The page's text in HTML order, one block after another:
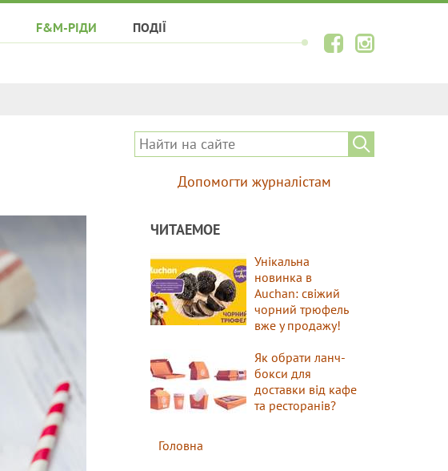
F&M-РІДИ ПОДІЇ
Допомогти журналістам
ЧИТАЕМОЕ
Унікальна
новинка в
Auchan: свіжий
чорний трюфель
вже у продажу!
Як обрати ланч-
бокси для
доставки від кафе
та ресторанів?
Головна